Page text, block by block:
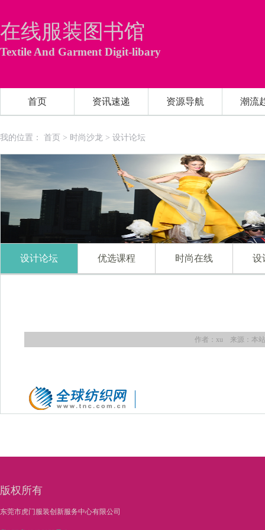
在线服装图书馆
Textile And Garment Digit-libary
首页 资讯速递 资源导航 潮流
我的位置： 首页 > 时尚沙龙 > 设计论坛
设计论坛 优选课程 时尚在线 设
作者：xu 来源：本
版权所有
东莞市虎门服装创新服务中心有限公司